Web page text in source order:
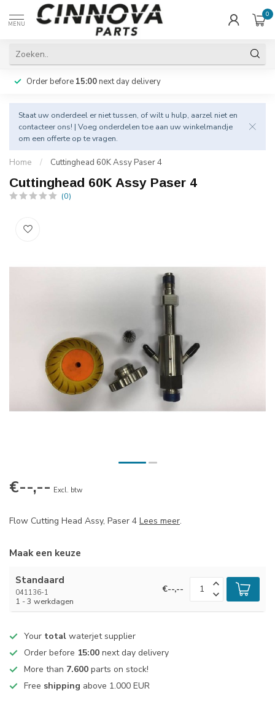
MENU
0
Order before 15:00next day delivery
Staat uw onderdeel er niet tussen, of wilt u hulp, aarzel niet en
contacteer ons! | Voeg onderdelen toe aan uw winkelmandje
om een offerte op te vragen.
Home / Cuttinghead 60K Assy Paser 4
Cuttinghead 60K Assy Paser 4
(0)
€--,-- Excl. btw
Flow Cutting Head Assy, Paser 4 Lees meer.
Maak een keuze
Standaard
041136-1
1 - 3 werkdagen
€--,--
Your total waterjet supplier
Order before 15:00 next day delivery
More than 7.600 parts on stock!
Free shipping above 1.000 EUR